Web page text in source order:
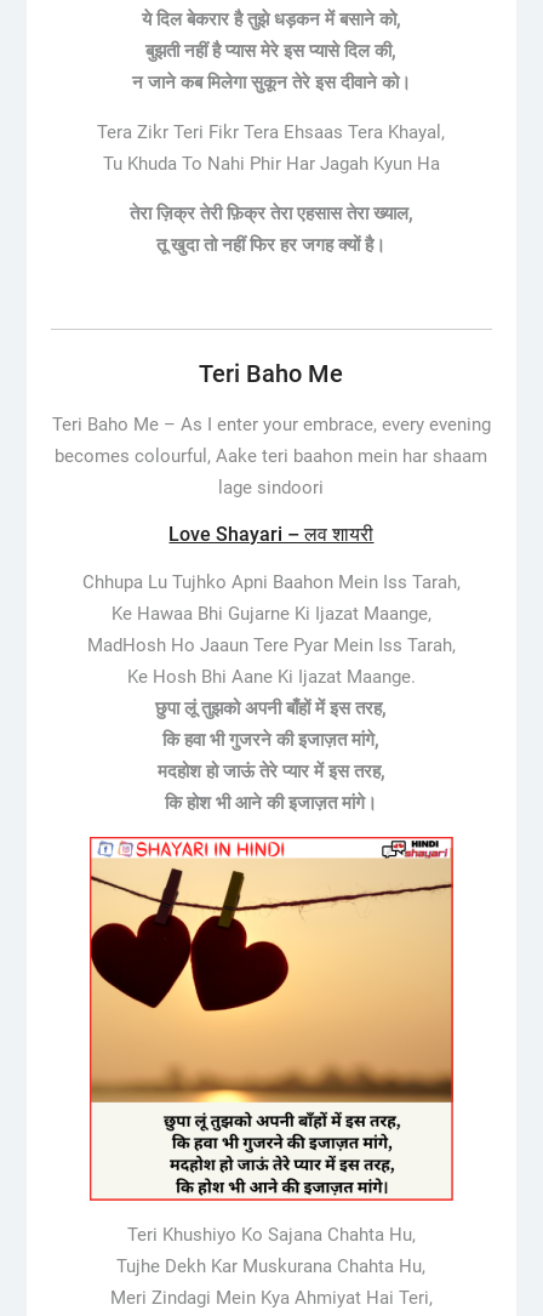
ये दिल बेकरार है तुझे धड़कन में बसाने को,
बुझती नहीं है प्यास मेरे इस प्यासे दिल की,
न जाने कब मिलेगा सुकून तेरे इस दीवाने को।
Tera Zikr Teri Fikr Tera Ehsaas Tera Khayal,
Tu Khuda To Nahi Phir Har Jagah Kyun Ha
तेरा ज़िक्र तेरी फ़िक्र तेरा एहसास तेरा ख्याल,
तू खुदा तो नहीं फिर हर जगह क्यों है।
Teri Baho Me
Teri Baho Me – As I enter your embrace, every evening
becomes colourful, Aake teri baahon mein har shaam
lage sindoori
Love Shayari – लव शायरी
Chhupa Lu Tujhko Apni Baahon Mein Iss Tarah,
Ke Hawaa Bhi Gujarne Ki Ijazat Maange,
MadHosh Ho Jaaun Tere Pyar Mein Iss Tarah,
Ke Hosh Bhi Aane Ki Ijazat Maange.
छुपा लूं तुझको अपनी बाँहों में इस तरह,
कि हवा भी गुजरने की इजाज़त मांगे,
मदहोश हो जाऊं तेरे प्यार में इस तरह,
कि होश भी आने की इजाज़त मांगे।
Teri Khushiyo Ko Sajana Chahta Hu,
Tujhe Dekh Kar Muskurana Chahta Hu,
Meri Zindagi Mein Kya Ahmiyat Hai Teri,